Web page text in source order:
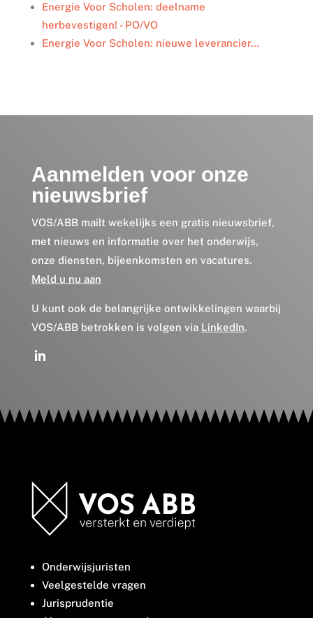
Energie Voor Scholen: deelname
herbevestigen! - PO/VO
Energie Voor Scholen: nieuwe leverancier…
Aanmelden voor onze
nieuwsbrief
VOS/ABB mailt wekelijks een gratis nieuwsbrief,
met nieuws en informatie over het onderwijs,
onze diensten, bijeenkomsten en vacatures.
Meld u nu aan
U kunt ook de belangrijke ontwikkelingen waarbij
VOS/ABB betrokken is volgen via LinkedIn.
Onderwijsjuristen
Veelgestelde vragen
Jurisprudentie